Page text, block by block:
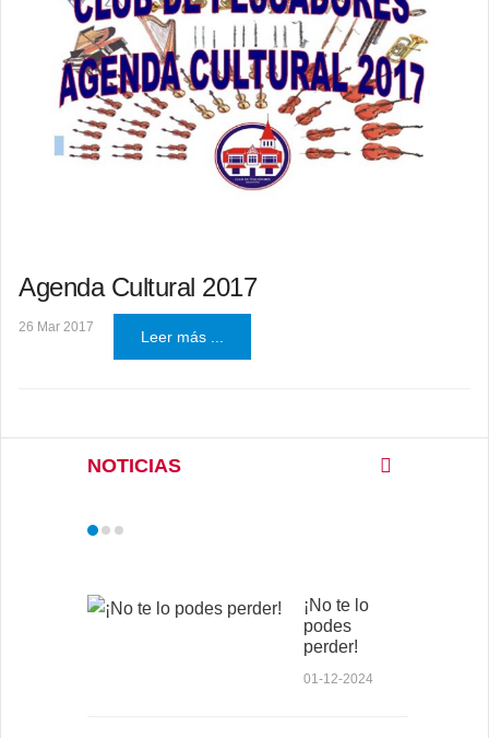
Agenda Cultural 2017
26 Mar 2017
Leer más ...
NOTICIAS
¡No te lo
podes
perder!
01-12-2024